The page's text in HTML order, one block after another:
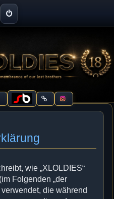
wie „XLOLDIES“
Folgenden „der
die während